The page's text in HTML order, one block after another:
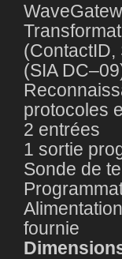
(ContactID,
(SIA
protocoles
2 entrées
1 sortie
Sonde de
fournie